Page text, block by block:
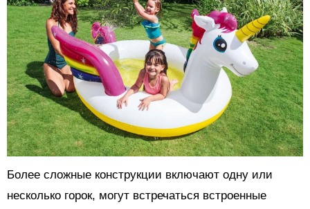
Более сложные конструкции включают одну или
несколько горок, могут встречаться встроенные